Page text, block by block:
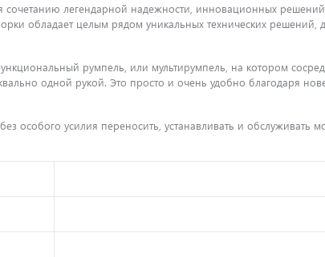
сочетанию легендарной надежности, инновационных
обладает целым рядом уникальных технических решений,
румпель, или мультирумпель, на котором
одной рукой. Это просто и очень удобно благодаря
особого усилия переносить, устанавливать и обслуживать